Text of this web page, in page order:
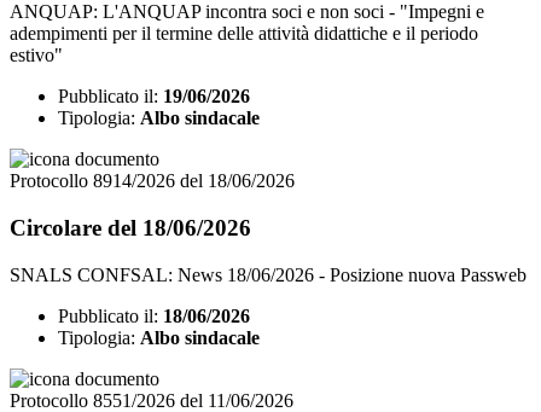
ANQUAP: L'ANQUAP incontra soci e non soci - "Impegni e
adempimenti per il termine delle attività didattiche e il periodo
estivo"
Pubblicato il: 19/06/2026
Tipologia: Albo sindacale
Protocollo 8914/2026 del 18/06/2026
Circolare del 18/06/2026
SNALS CONFSAL: News 18/06/2026 - Posizione nuova Passweb
Pubblicato il: 18/06/2026
Tipologia: Albo sindacale
Protocollo 8551/2026 del 11/06/2026